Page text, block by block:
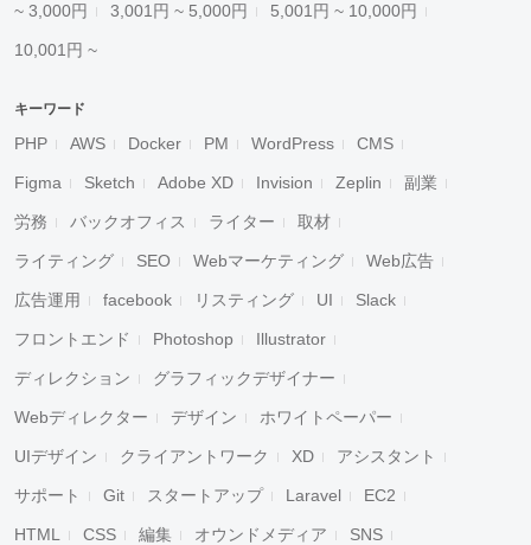
~ 3,000円 3,001円 ~ 5,000円 5,001円 ~ 10,000円
10,001円 ~
キーワード
PHP AWS Docker PM WordPress CMS
Figma Sketch Adobe XD Invision Zeplin 副業
労務 バックオフィス ライター 取材
ライティング SEO Webマーケティング Web広告
広告運用 facebook リスティング UI Slack
フロントエンド Photoshop Illustrator
ディレクション グラフィックデザイナー
Webディレクター デザイン ホワイトペーパー
UIデザイン クライアントワーク XD アシスタント
サポート Git スタートアップ Laravel EC2
HTML CSS 編集 オウンドメディア SNS